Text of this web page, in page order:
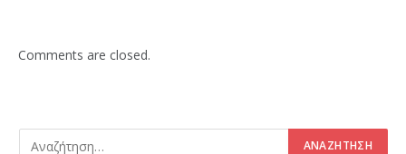
Comments are closed.